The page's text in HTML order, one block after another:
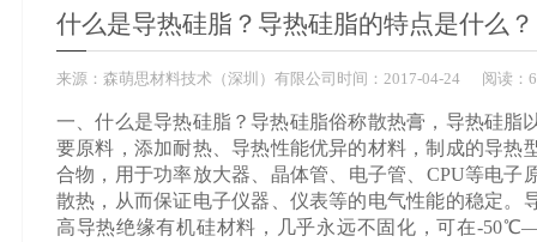
什么是导热硅脂？导热硅脂的特点是什么？
来源： 森萌思材料技术（深圳）有限公司 时间： 2017-04-24 阅读：
一、什么是导热硅脂？导热硅脂俗称散热膏，导热硅脂
要原料，添加耐热、导热性能优异的材料，制成的导热
合物，用于功率放大器、晶体管、电子管、CPU等电子
散热，从而保证电子仪器、仪表等的电气性能的稳定。
高导热绝缘有机硅材料，几乎永远不固化，可在-